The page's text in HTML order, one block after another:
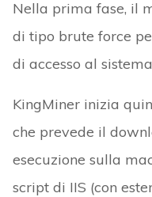
Nella prima fase, il
di tipo brute force
di accesso al
KingMiner inizia
che prevede il
esecuzione sulla
script di IIS (con